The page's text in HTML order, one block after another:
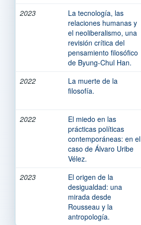
2023
La tecnología, las
relaciones humanas y
el neoliberalismo, una
revisión crítica del
pensamiento filosófico
de Byung-Chul Han.
2022
La muerte de la
filosofía.
2022
El miedo en las
prácticas políticas
contemporáneas: en el
caso de Álvaro Uribe
Vélez.
2023
El origen de la
desigualdad: una
mirada desde
Rousseau y la
antropología.